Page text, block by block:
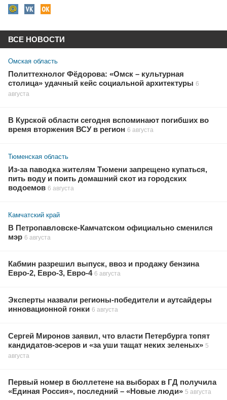
ВСЕ НОВОСТИ
Омская область
Политтехнолог Фёдорова: «Омск – культурная
столица» удачный кейс социальной архитектуры 6
августа
В Курской области сегодня вспоминают погибших во
время вторжения ВСУ в регион 6 августа
Тюменская область
Из-за паводка жителям Тюмени запрещено купаться,
пить воду и поить домашний скот из городских
водоемов 6 августа
Камчатский край
В Петропавловске-Камчатском официально сменился
мэр 6 августа
Кабмин разрешил выпуск, ввоз и продажу бензина
Евро-2, Евро-3, Евро-4 6 августа
Эксперты назвали регионы-победители и аутсайдеры
инновационной гонки 6 августа
Сергей Миронов заявил, что власти Петербурга топят
кандидатов-эсеров и «за уши тащат неких зеленых» 5
августа
Первый номер в бюллетене на выборах в ГД получила
«Единая Россия», последний – «Новые люди» 5 августа